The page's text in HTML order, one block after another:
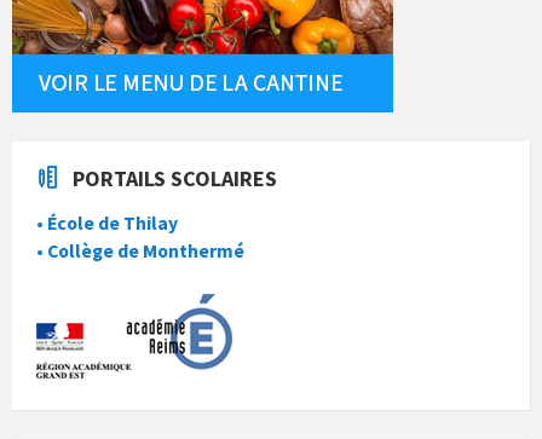
PORTAILS SCOLAIRES
• École de Thilay
• Collège de Monthermé